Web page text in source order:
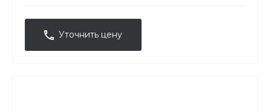
Уточнить цену